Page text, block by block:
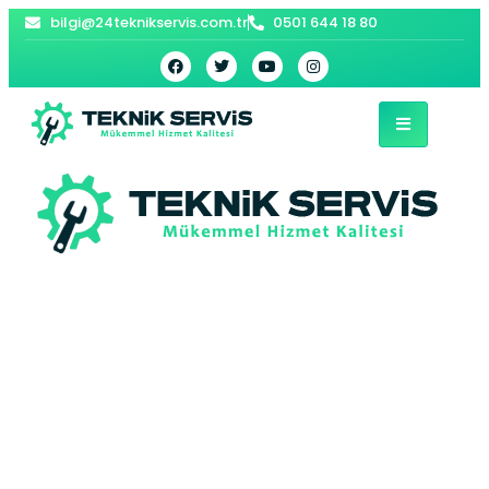
bilgi@24teknikservis.com.tr 0501 644 18 80